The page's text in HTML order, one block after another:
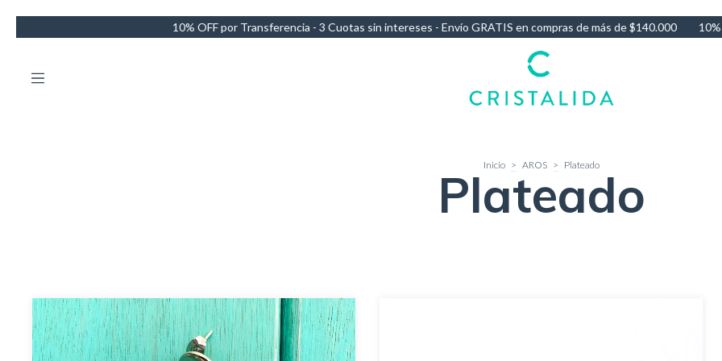
10% OFF por Transferencia - 3 Cuotas sin intereses - Envío GRATIS en compras de más de $140.000 10% OFF por Transferencia - 3
Inicio > AROS > Plateado
Plateado